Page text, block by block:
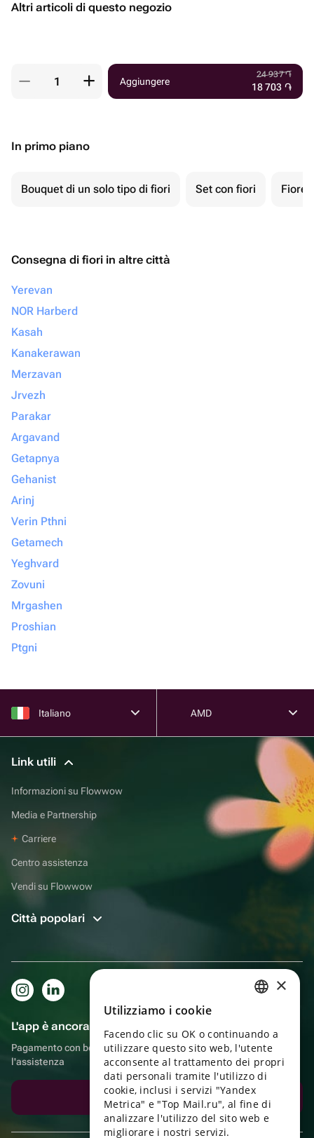
Altri articoli di questo negozio
Aggiungere
24 937֏
18 703 ֏
In primo piano
Bouquet di un solo tipo di fiori Set con fiori Fiore
Consegna di fiori in altre città
Yerevan
NOR Harberd
Kasah
Kanakerawan
Merzavan
Jrvezh
Parakar
Argavand
Getapnya
Gehanist
Arinj
Verin Pthni
Getamech
Yeghvard
Zovuni
Mrgashen
Proshian
Ptgni
Italiano AMD
Link utili
Informazioni su Flowwow
Media e Partnership
Carriere
Centro assistenza
Vendi su Flowwow
Città popolari
L'app è ancora più comoda!
Pagamento con bonus, autoconsegna, comoda chat con
l'assistenza
Scarica l'app
ENGLISH
UKRAINIAN
PORTUGUESE
SPANISH
×
Utilizziamo i cookie
Facendo clic su OK o continuando a
utilizzare questo sito web, l'utente
acconsente al trattamento dei propri
dati personali tramite l'utilizzo di
cookie, inclusi i servizi "Yandex
Metrica" e "Top Mail.ru", al fine di
analizzare l'utilizzo del sito web e
migliorare i nostri servizi.